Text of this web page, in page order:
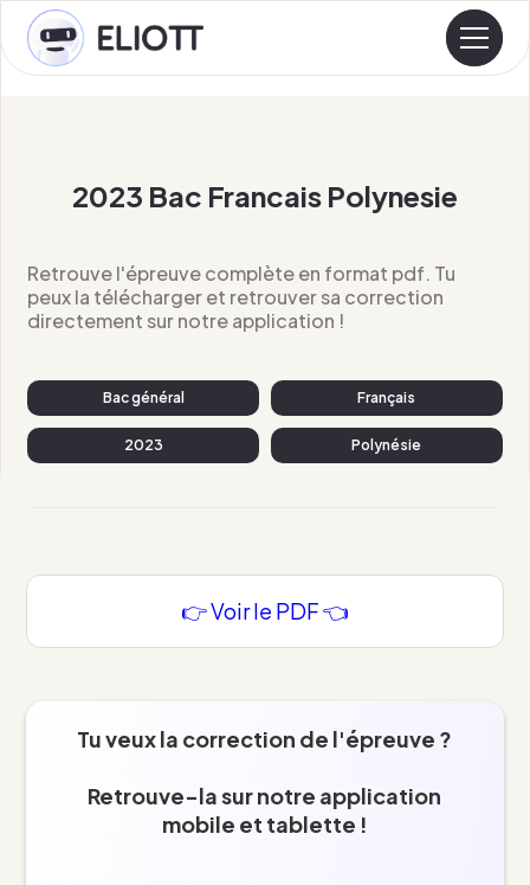
2023 Bac Francais Polynesie
Retrouve l'épreuve complète en format pdf. Tu
peux la télécharger et retrouver sa correction
directement sur notre application !
Bac général Français
2023 Polynésie
👉 Voir le PDF 👈
Tu veux la correction de l'épreuve ?
Retrouve-la sur notre application
mobile et tablette !